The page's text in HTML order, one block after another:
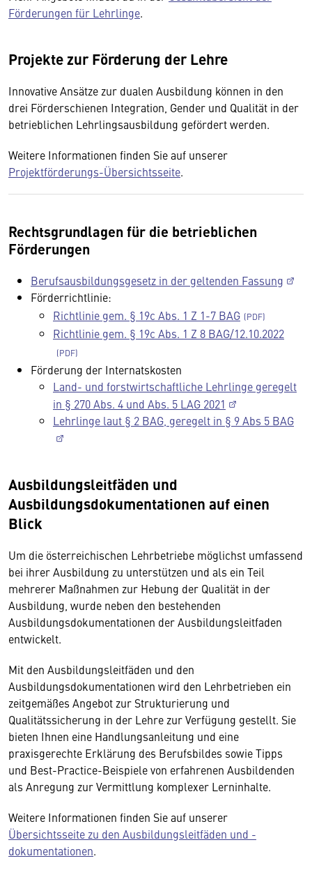
Förderungen für Lehrlinge.
Projekte zur Förderung der Lehre
Innovative Ansätze zur dualen Ausbildung können in den
drei Förderschienen Integration, Gender und Qualität in der
betrieblichen Lehrlingsausbildung gefördert werden.
Weitere Informationen finden Sie auf unserer
Projektförderungs-Übersichtsseite.
Rechtsgrundlagen für die betrieblichen
Förderungen
Berufsausbildungsgesetz in der geltenden Fassung
Förderrichtlinie:
Richtlinie gem. § 19c Abs. 1 Z 1-7 BAG
Richtlinie gem. § 19c Abs. 1 Z 8 BAG/12.10.2022
Förderung der Internatskosten
Land- und forstwirtschaftliche Lehrlinge geregelt
in § 270 Abs. 4 und Abs. 5 LAG 2021
Lehrlinge laut § 2 BAG, geregelt in § 9 Abs 5 BAG
Ausbildungsleitfäden und
Ausbildungsdokumentationen auf einen
Blick
Um die österreichischen Lehrbetriebe möglichst umfassend
bei ihrer Ausbildung zu unterstützen und als ein Teil
mehrerer Maßnahmen zur Hebung der Qualität in der
Ausbildung, wurde neben den bestehenden
Ausbildungsdokumentationen der Ausbildungsleitfaden
entwickelt.
Mit den Ausbildungsleitfäden und den
Ausbildungsdokumentationen wird den Lehrbetrieben ein
zeitgemäßes Angebot zur Strukturierung und
Qualitätssicherung in der Lehre zur Verfügung gestellt. Sie
bieten Ihnen eine Handlungsanleitung und eine
praxisgerechte Erklärung des Berufsbildes sowie Tipps
und Best-Practice-Beispiele von erfahrenen Ausbildenden
als Anregung zur Vermittlung komplexer Lerninhalte.
Weitere Informationen finden Sie auf unserer
Übersichtsseite zu den Ausbildungsleitfäden und -
dokumentationen.